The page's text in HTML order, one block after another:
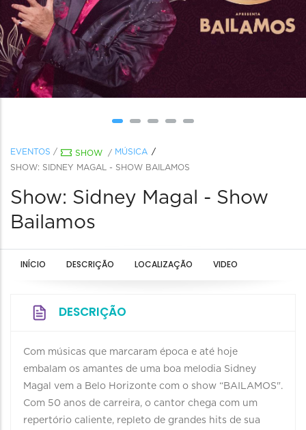
EVENTOS / SHOW / MÚSICA
SHOW: SIDNEY MAGAL - SHOW BAILAMOS
Show: Sidney Magal - Show
Bailamos
INÍCIO DESCRIÇÃO LOCALIZAÇÃO VIDEO
DESCRIÇÃO
Com músicas que marcaram época e até hoje
embalam os amantes de uma boa melodia Sidney
Magal vem a Belo Horizonte com o show “BAILAMOS".
Com 50 anos de carreira, o cantor chega com um
repertório caliente, repleto de grandes hits de sua